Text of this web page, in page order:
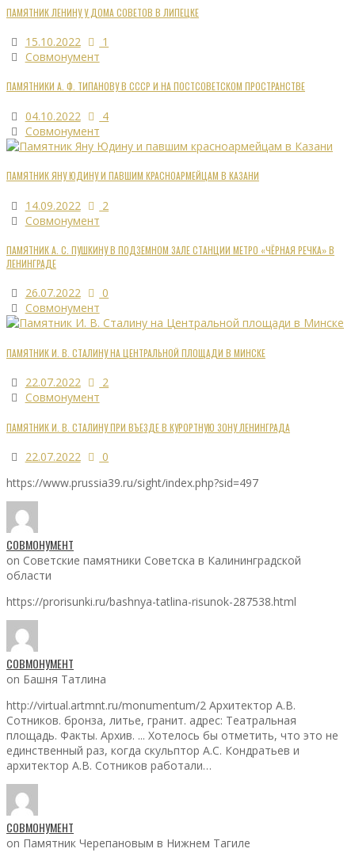
ПАМЯТНИК ЛЕНИНУ У ДОМА СОВЕТОВ В ЛИПЕЦКЕ
15.10.2022
1
Совмонумент
ПАМЯТНИКИ А. Ф. ТИПАНОВУ В СССР И НА ПОСТСОВЕТСКОМ ПРОСТРАНСТВЕ
04.10.2022
4
Совмонумент
ПАМЯТНИК ЯНУ ЮДИНУ И ПАВШИМ КРАСНОАРМЕЙЦАМ В КАЗАНИ
14.09.2022
2
Совмонумент
ПАМЯТНИК А. С. ПУШКИНУ В ПОДЗЕМНОМ ЗАЛЕ СТАНЦИИ МЕТРО «ЧЁРНАЯ РЕЧКА» В
ЛЕНИНГРАДЕ
26.07.2022
0
Совмонумент
ПАМЯТНИК И. В. СТАЛИНУ НА ЦЕНТРАЛЬНОЙ ПЛОЩАДИ В МИНСКЕ
22.07.2022
2
Совмонумент
ПАМЯТНИК И. В. СТАЛИНУ ПРИ ВЪЕЗДЕ В КУРОРТНУЮ ЗОНУ ЛЕНИНГРАДА
22.07.2022
0
https://www.prussia39.ru/sight/index.php?sid=497
СОВМОНУМЕНТ
on Советские памятники Советска в Калининградской
области
https://prorisunki.ru/bashnya-tatlina-risunok-287538.html
СОВМОНУМЕНТ
on Башня Татлина
http://virtual.artmnt.ru/monumentum/2 Архитектор А.В.
Сотников. бронза, литье, гранит. адрес: Театральная
площадь. Факты. Архив. ... Хотелось бы отметить, что это не
единственный раз, когда скульптор А.С. Кондратьев и
архитектор А.В. Сотников работали…
СОВМОНУМЕНТ
on Памятник Черепановым в Нижнем Тагиле